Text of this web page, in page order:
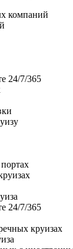
компаний
24/7/365
24/7/365
круизах